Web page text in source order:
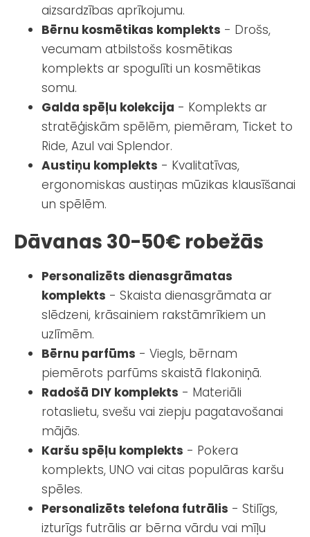
aizsardzības aprīkojumu.
Bērnu kosmētikas komplekts - Drošs,
vecumam atbilstošs kosmētikas
komplekts ar spogulīti un kosmētikas
somu.
Galda spēļu kolekcija - Komplekts ar
stratēģiskām spēlēm, piemēram, Ticket to
Ride, Azul vai Splendor.
Austiņu komplekts - Kvalitatīvas,
ergonomiskas austiņas mūzikas klausīšanai
un spēlēm.
Dāvanas 30-50€ robežās
Personalizēts dienasgrāmatas
komplekts - Skaista dienasgrāmata ar
slēdzeni, krāsainiem rakstāmrīkiem un
uzlīmēm.
Bērnu parfūms - Viegls, bērnam
piemērots parfūms skaistā flakoniņā.
Radošā DIY komplekts - Materiāli
rotaslietu, svešu vai ziepju pagatavošanai
mājās.
Karšu spēļu komplekts - Pokera
komplekts, UNO vai citas populāras karšu
spēles.
Personalizēts telefona futrālis - Stilīgs,
izturīgs futrālis ar bērna vārdu vai mīļu